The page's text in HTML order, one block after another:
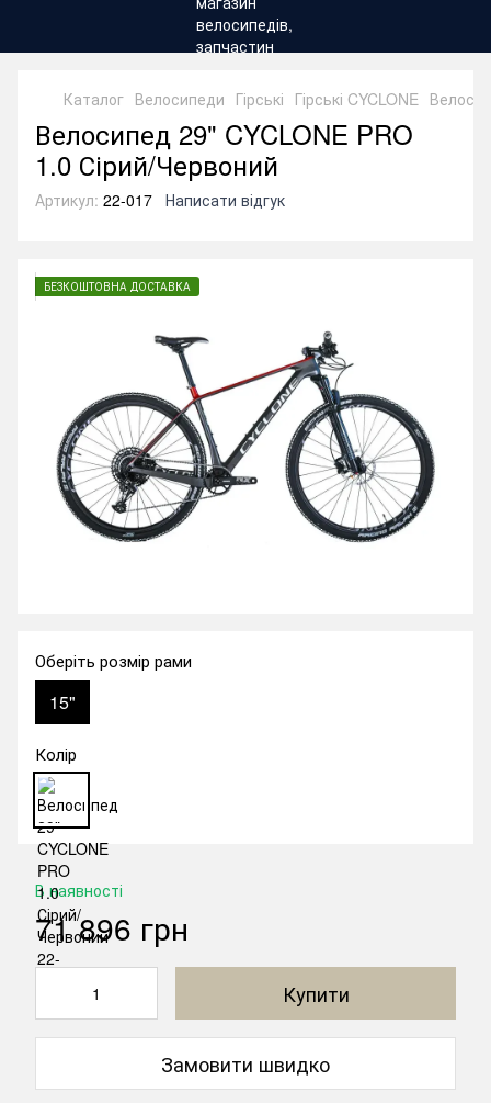
Каталог Велосипеди Гірські Гірські CYCLONE
Велосипед 29" CYCLONE PRO
1.0 Сірий/Червоний
Артикул: 22-017 Написати відгук
БЕЗКОШТОВНА ДОСТАВКА
Оберіть розмір рами
15"
Колір
В наявності
71 896 грн
Купити
Замовити швидко